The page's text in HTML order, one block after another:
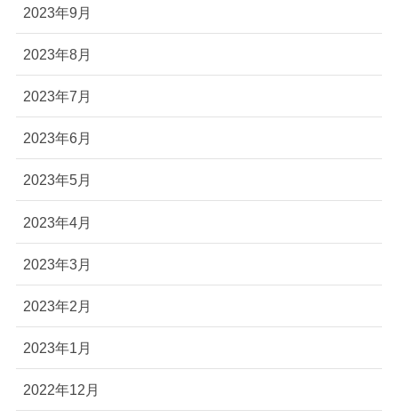
2023年9月
2023年8月
2023年7月
2023年6月
2023年5月
2023年4月
2023年3月
2023年2月
2023年1月
2022年12月